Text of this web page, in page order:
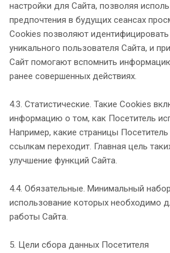
настройки для Сайта, позволяя
предпочтения в будущих сеансах
Cookies позволяют
уникального пользователя Сайта, и
Сайт помогают вспомнить
ранее совершенных действиях.
4.3. Статистические. Такие Cookies
информацию о том, как Посетитель
Например, какие страницы
ссылкам переходит. Главная цель
улучшение функций Сайта.
4.4. Обязательные. Минимальный
использование которых необходимо
работы Сайта.
5. Цели сбора данных Посетителя